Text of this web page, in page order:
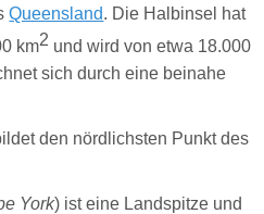
Queensland. Die Halbinsel hat
km2 und wird von etwa 18.000
sich durch eine beinahe
den nördlichsten Punkt des
York) ist eine Landspitze und